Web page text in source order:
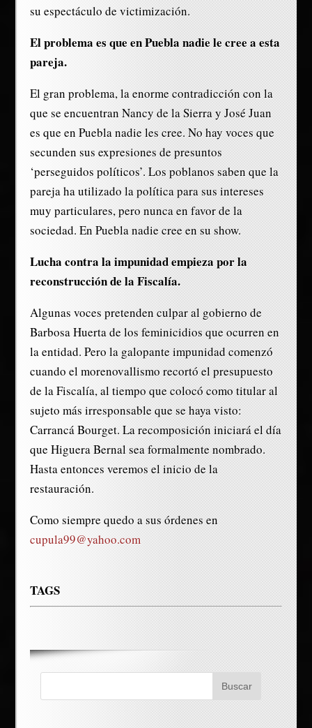
su espectáculo de victimización.
El problema es que en Puebla nadie le cree a esta
pareja.
El gran problema, la enorme contradicción con la
que se encuentran Nancy de la Sierra y José Juan
es que en Puebla nadie les cree. No hay voces que
secunden sus expresiones de presuntos
‘perseguidos políticos’. Los poblanos saben que la
pareja ha utilizado la política para sus intereses
muy particulares, pero nunca en favor de la
sociedad. En Puebla nadie cree en su show.
Lucha contra la impunidad empieza por la
reconstrucción de la Fiscalía.
Algunas voces pretenden culpar al gobierno de
Barbosa Huerta de los feminicidios que ocurren en
la entidad. Pero la galopante impunidad comenzó
cuando el morenovallismo recortó el presupuesto
de la Fiscalía, al tiempo que colocó como titular al
sujeto más irresponsable que se haya visto:
Carrancá Bourget. La recomposición iniciará el día
que Higuera Bernal sea formalmente nombrado.
Hasta entonces veremos el inicio de la
restauración.
Como siempre quedo a sus órdenes en
cupula99@yahoo.com
TAGS